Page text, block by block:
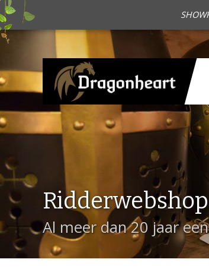
Al meer dan 20 jaar